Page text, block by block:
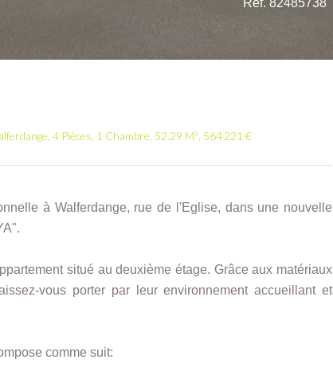
Réf. 82485738
4 Pièces, 1 Chambre, 52.29 M², 564 221 €
à Walferdange, rue de l'Eglise, dans une nouvelle
situé au deuxième étage. Grâce aux matériaux
vous porter par leur environnement accueillant et
comme suit: